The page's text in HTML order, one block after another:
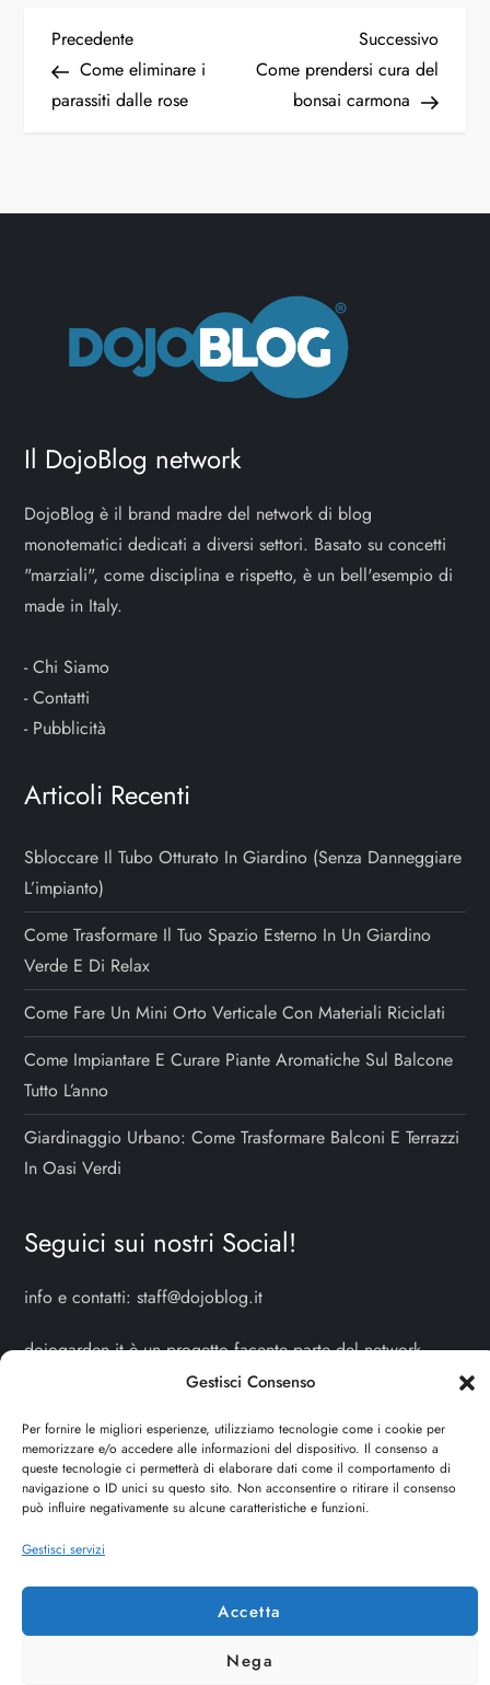
Gestisci Consenso
Per fornire le migliori esperienze, utilizziamo tecnologie come i cookie per
memorizzare e/o accedere alle informazioni del dispositivo. Il consenso a
queste tecnologie ci permetterà di elaborare dati come il comportamento di
navigazione o ID unici su questo sito. Non acconsentire o ritirare il consenso
può influire negativamente su alcune caratteristiche e funzioni.
Gestisci servizi
Accetta
Nega
Precedente
Come eliminare i
parassiti dalle rose
Successivo
Come prendersi cura del
bonsai carmona
Il DojoBlog network
DojoBlog è il brand madre del network di blog
monotematici dedicati a diversi settori. Basato su concetti
"marziali", come disciplina e rispetto, è un bell'esempio di
made in Italy.
-Chi Siamo
-Contatti
- Pubblicità
Articoli Recenti
Sbloccare Il Tubo Otturato In Giardino (senza Danneggiare
L’impianto)
Come Trasformare Il Tuo Spazio Esterno In Un Giardino
Verde E Di Relax
Come Fare Un Mini Orto Verticale Con Materiali Riciclati
Come Impiantare E Curare Piante Aromatiche Sul Balcone
Tutto L’anno
Giardinaggio Urbano: Come Trasformare Balconi E Terrazzi
In Oasi Verdi
Seguici sui nostri Social!
info e contatti:staff@dojoblog.it
dojogarden.it è un progetto facente parte del network
dojoblog.it di proprietà della ReadMore ADV
IT13402731007
Sitemap-Privacy Policy-Cookie Policy
Cerca
Cerca